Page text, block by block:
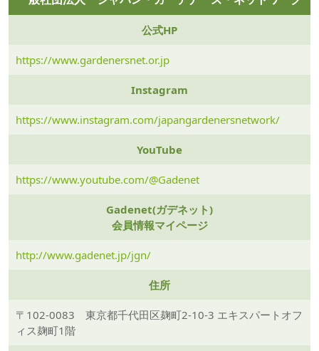
公式HP
https://www.gardenersnet.or.jp
Instagram
https://www.instagram.com/japangardenersnetwork/
YouTube
https://www.youtube.com/@Gadenet
Gadenet(ガデネット)
会員情報マイページ
http://www.gadenet.jp/jgn/
住所
〒102-0083 東京都千代田区麹町2-10-3 エキスパートオフ
ィス麹町1階